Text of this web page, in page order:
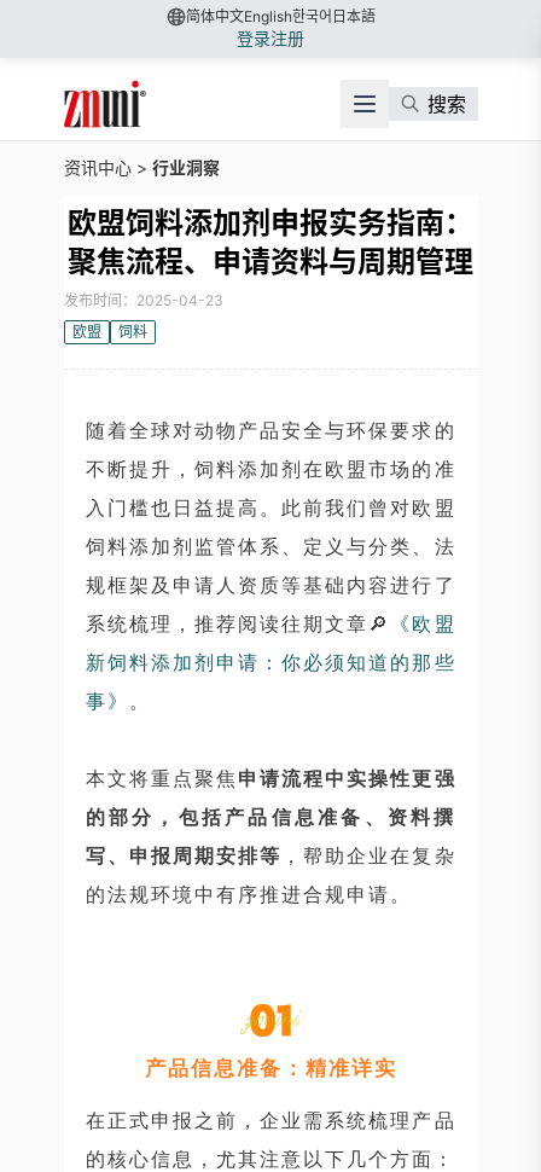
简体中文English한국어 日本語
登录注册
搜索
资讯中心 > 行业洞察
欧盟饲料添加剂申报实务指南：
聚焦流程、申请资料与周期管理
发布时间：2025-04-23
欧盟
饲料
随着全球对动物产品安全与环保要求的
不断提升，饲料添加剂在欧盟市场的准
入门槛也日益提高。此前我们曾对欧盟
饲料添加剂监管体系、定义与分类、法
规框架及申请人资质等基础内容进行了
系统梳理，推荐阅读往期文章🔎
《欧盟
新饲料添加剂申请：你必须知道的那些
事》
。
本文将重点聚焦 申请流程中实操性更强
的部分，包括产品信息准备、资料撰
写、申报周期安排等 ，帮助企业在复杂
的法规环境中有序推进合规申请。
产品信息准备：精准详实
在正式申报之前，企业需系统梳理产品
的核心信息，尤其注意以下几个方面：